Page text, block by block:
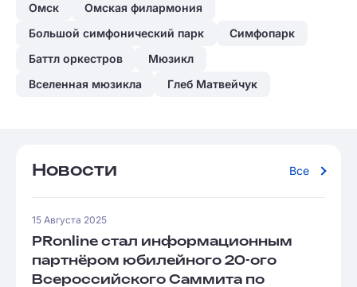
Омск
Омская филармония
Большой симфонический парк
Симфопарк
Баттл оркестров
Мюзикл
Вселенная мюзикла
Глеб Матвейчук
Новости Все
15 Августа 2025
PRonline стал информационным
партнёром юбилейного 20-ого
Всероссийского Саммита по